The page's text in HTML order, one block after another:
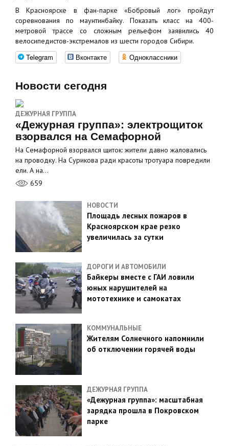
В Красноярске в фан-парке «Бобровый лог» пройдут
соревнования по маунтинбайку. Показать класс на 400-
метровой трассе со сложным рельефом заявились 40
велосипедистов-экстремалов из шести городов Сибири.
Telegram Вконтакте Одноклассники
Новости сегодня
ДЕЖУРНАЯ ГРУППА
«Дежурная группа»: электрощиток
взорвался на Семафорной
На Семафорной взорвался щиток: жители давно жаловались
на проводку. На Сурикова ради красоты тротуара повредили
ели. А на…
659
НОВОСТИ
Площадь лесных пожаров в
Красноярском крае резко
увеличилась за сутки
ДОРОГИ И АВТОМОБИЛИ
Байкеры вместе с ГАИ ловили
юных нарушителей на
мототехнике и самокатах
КОММУНАЛЬНЫЕ
Жителям Солнечного напомнили
об отключении горячей воды
ДЕЖУРНАЯ ГРУППА
«Дежурная группа»: масштабная
зарядка прошла в Покровском
парке